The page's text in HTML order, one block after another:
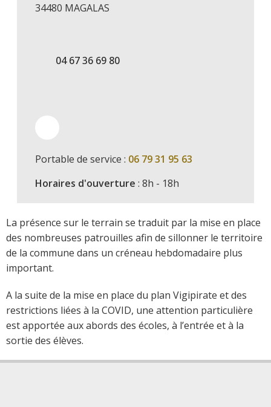
34480 MAGALAS
04 67 36 69 80
Portable de service : 06 79 31 95 63
Horaires d'ouverture : 8h - 18h
La présence sur le terrain se traduit par la mise en place
des nombreuses patrouilles afin de sillonner le territoire
de la commune dans un créneau hebdomadaire plus
important.
A la suite de la mise en place du plan Vigipirate et des
restrictions liées à la COVID, une attention particulière
est apportée aux abords des écoles, à l’entrée et à la
sortie des élèves.